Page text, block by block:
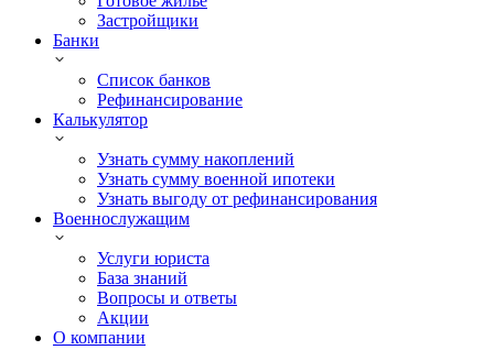
Застройщики
Банки
Список банков
Рефинансирование
Калькулятор
Узнать сумму накоплений
Узнать сумму военной ипотеки
Узнать выгоду от рефинансирования
Военнослужащим
Услуги юриста
База знаний
Вопросы и ответы
Акции
О компании